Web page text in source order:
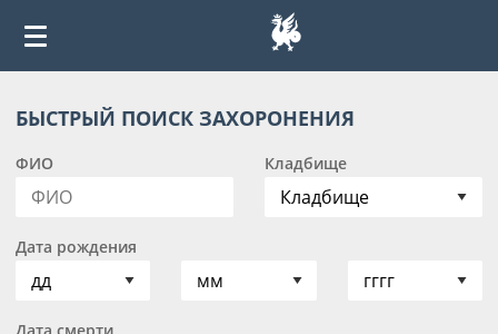
БЫСТРЫЙ ПОИСК ЗАХОРОНЕНИЯ
ФИО Кладбище
Дата рождения